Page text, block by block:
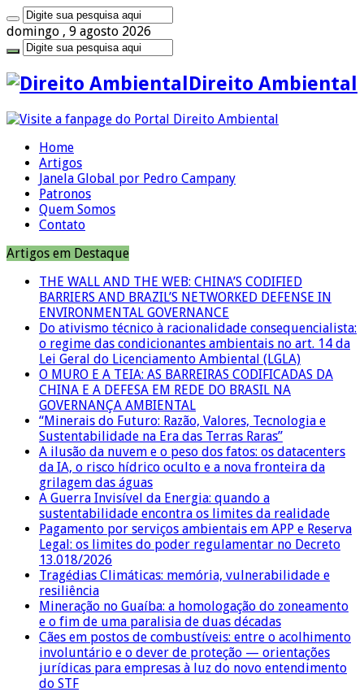
domingo , 9 agosto 2026
Direito Ambiental
Home
Artigos
Janela Global por Pedro Campany
Patronos
Quem Somos
Contato
Artigos em Destaque
THE WALL AND THE WEB: CHINA’S CODIFIED
BARRIERS AND BRAZIL’S NETWORKED DEFENSE IN
ENVIRONMENTAL GOVERNANCE
Do ativismo técnico à racionalidade consequencialista:
o regime das condicionantes ambientais no art. 14 da
Lei Geral do Licenciamento Ambiental (LGLA)
O MURO E A TEIA: AS BARREIRAS CODIFICADAS DA
CHINA E A DEFESA EM REDE DO BRASIL NA
GOVERNANÇA AMBIENTAL
“Minerais do Futuro: Razão, Valores, Tecnologia e
Sustentabilidade na Era das Terras Raras”
A ilusão da nuvem e o peso dos fatos: os datacenters
da IA, o risco hídrico oculto e a nova fronteira da
grilagem das águas
A Guerra Invisível da Energia: quando a
sustentabilidade encontra os limites da realidade
Pagamento por serviços ambientais em APP e Reserva
Legal: os limites do poder regulamentar no Decreto
13.018/2026
Tragédias Climáticas: memória, vulnerabilidade e
resiliência
Mineração no Guaíba: a homologação do zoneamento
e o fim de uma paralisia de duas décadas
Cães em postos de combustíveis: entre o acolhimento
involuntário e o dever de proteção — orientações
jurídicas para empresas à luz do novo entendimento
do STF